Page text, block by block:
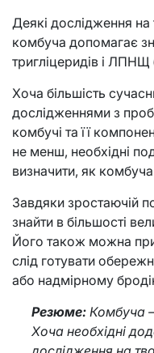
Деякі дослідження на
комбуча допомагає
тригліцеридів і
Хоча більшість
дослідженнями з
комбучі та її
не менш, необхідні
визначити, як
Завдяки зростаючій
знайти в більшості
Його також можна
слід готувати
або надмірному
Резюме: Комбуча
Хоча необхідні